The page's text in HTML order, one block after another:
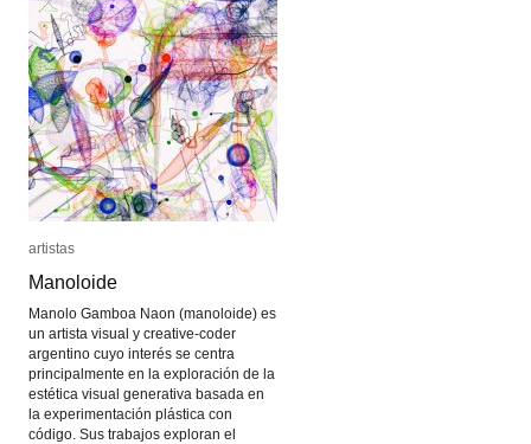
artistas
Manoloide
Manolo Gamboa Naon (manoloide) es
un artista visual y creative-coder
argentino cuyo interés se centra
principalmente en la exploración de la
estética visual generativa basada en
la experimentación plástica con
código. Sus trabajos exploran el
artistas
Manoloide